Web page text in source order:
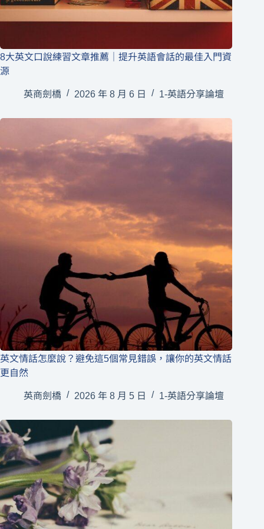
8大英文口說練習文章推薦｜提升英語會話的最佳入門資
源
英商劍橋 2026 年 8 月 6 日 1-英語分享論壇
英文情話怎麼說？避免這5個常見錯誤，讓你的英文情話
更自然
英商劍橋 2026 年 8 月 5 日 1-英語分享論壇